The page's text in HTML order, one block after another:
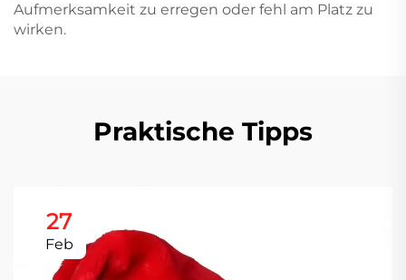
Aufmerksamkeit zu erregen oder fehl am Platz zu
wirken.
Praktische Tipps
27
Feb